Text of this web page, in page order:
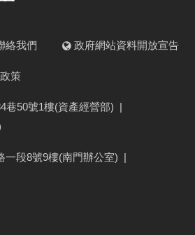
絡我們 政府網站資料開放宣告
策
巷50號1樓(資產經營部) |
一段8號9樓(南門辦公室) |